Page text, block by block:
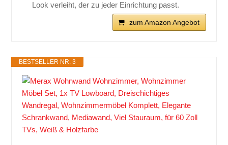
Look verleiht, der zu jeder Einrichtung passt.
zum Amazon Angebot
BESTSELLER NR. 3